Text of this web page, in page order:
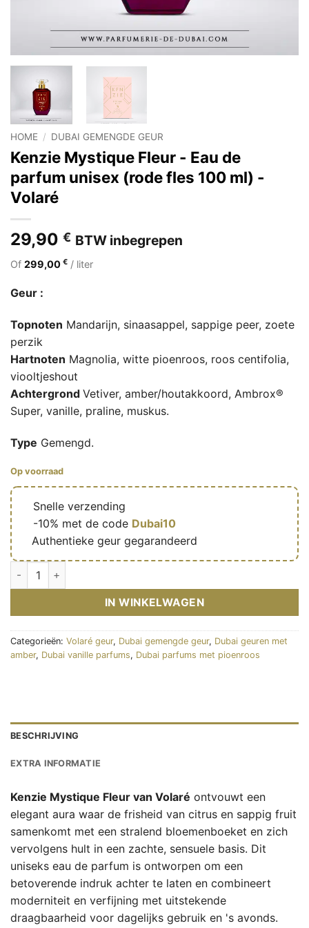
HOME / DUBAI GEMENGDE GEUR
Kenzie Mystique Fleur - Eau de
parfum unisex (rode fles 100 ml) -
Volaré
29,90 € BTW inbegrepen
Of 299,00 € / liter
Geur :
Topnoten Mandarijn, sinaasappel, sappige peer, zoete
perzik
Hartnoten Magnolia, witte pioenroos, roos centifolia,
viooltjeshout
Achtergrond Vetiver, amber/houtakkoord, Ambrox®
Super, vanille, praline, muskus.
Type Gemengd.
Op voorraad
Snelle verzending
-10% met de code Dubai10
Authentieke geur gegarandeerd
Kenzie Mystique Fleur - Eau de parfum mixte (flacon rouge
IN WINKELWAGEN
Categorieën: Volaré geur, Dubai gemengde geur, Dubai geuren met
amber, Dubai vanille parfums, Dubai parfums met pioenroos
BESCHRIJVING
EXTRA INFORMATIE
Kenzie Mystique Fleur van Volaré ontvouwt een
elegant aura waar de frisheid van citrus en sappig fruit
samenkomt met een stralend bloemenboeket en zich
vervolgens hult in een zachte, sensuele basis. Dit
uniseks eau de parfum is ontworpen om een
betoverende indruk achter te laten en combineert
moderniteit en verfijning met uitstekende
draagbaarheid voor dagelijks gebruik en 's avonds.